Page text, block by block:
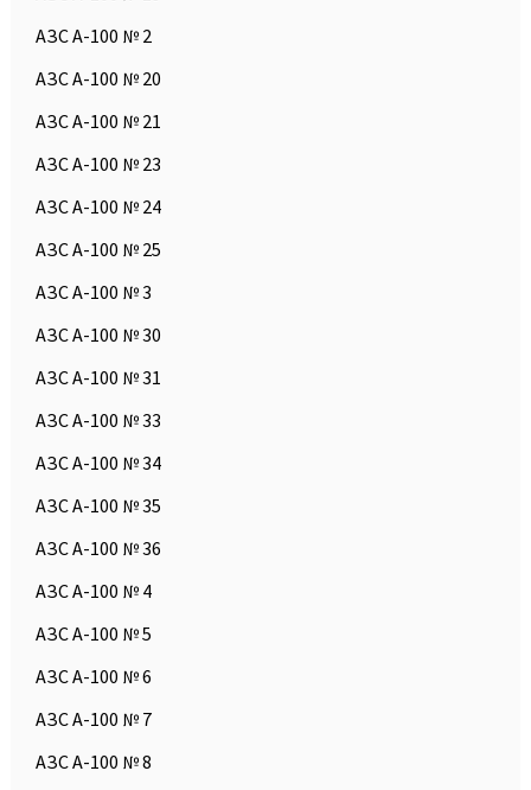
АЗС А-100 № 2
АЗС А-100 № 20
АЗС А-100 № 21
АЗС А-100 № 23
АЗС А-100 № 24
АЗС А-100 № 25
АЗС А-100 № 3
АЗС А-100 № 30
АЗС А-100 № 31
АЗС А-100 № 33
АЗС А-100 № 34
АЗС А-100 № 35
АЗС А-100 № 36
АЗС А-100 № 4
АЗС А-100 № 5
АЗС А-100 № 6
АЗС А-100 № 7
АЗС А-100 № 8